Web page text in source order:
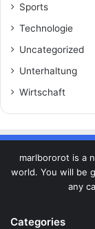
Sports
Technologie
Uncategorized
Unterhaltung
Wirtschaft
marlbororot is a
world. You will be
any
Categories